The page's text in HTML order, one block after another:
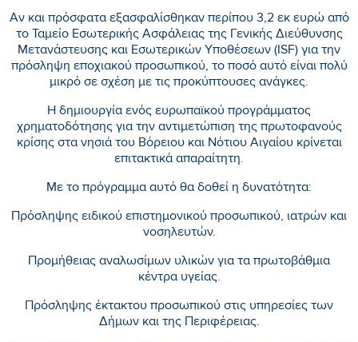
Αν και πρόσφατα εξασφαλίσθηκαν περίπου 3,2 εκ ευρώ από
το Ταμείο Εσωτερικής Ασφάλειας της Γενικής Διεύθυνσης
Μετανάστευσης και Εσωτερικών Υποθέσεων (ISF) για την
πρόσληψη εποχιακού προσωπικού, το ποσό αυτό είναι πολύ
μικρό σε σχέση με τις προκύπτουσες ανάγκες.
Η δημιουργία ενός ευρωπαϊκού προγράμματος
χρηματοδότησης για την αντιμετώπιση της πρωτοφανούς
κρίσης στα νησιά του Βόρειου και Νότιου Αιγαίου κρίνεται
επιτακτικά απαραίτητη.
Με το πρόγραμμα αυτό θα δοθεί η δυνατότητα:
Πρόσληψης ειδικού επιστημονικού προσωπικού, ιατρών και
νοσηλευτών.
Προμήθειας αναλωσίμων υλικών για τα πρωτοβάθμια
κέντρα υγείας.
Πρόσληψης έκτακτου προσωπικού στις υπηρεσίες των
Δήμων και της Περιφέρειας.